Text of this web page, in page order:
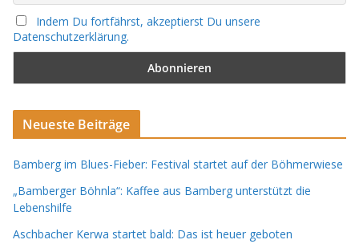
Indem Du fortfährst, akzeptierst Du unsere
Datenschutzerklärung.
Neueste Beiträge
Bamberg im Blues-Fieber: Festival startet auf der Böhmerwiese
„Bamberger Böhnla“: Kaffee aus Bamberg unterstützt die
Lebenshilfe
Aschbacher Kerwa startet bald: Das ist heuer geboten